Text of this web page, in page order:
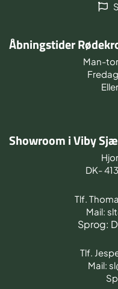
Åbningstider
Man-
Showroom i Viby
DK-
Tlf.
Mail:
Sprog:
Tlf.
Mail: